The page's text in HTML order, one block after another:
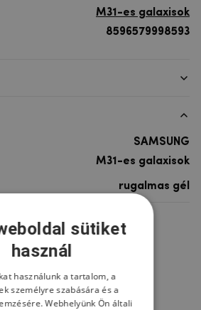
M31-es galaxisok
8596579998593
SAMSUNG
M31-es galaxisok
rugalmas gél
felejtsd elsütiket
használ
használunk a tartalom, a
személyre szabására és a
Webhelyünk Ön általi